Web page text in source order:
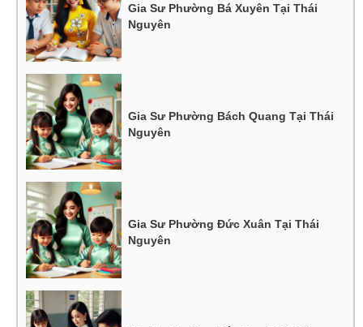
Gia Sư Phường Bá Xuyên Tại Thái
Nguyên
Gia Sư Phường Bách Quang Tại Thái
Nguyên
Gia Sư Phường Đức Xuân Tại Thái
Nguyên